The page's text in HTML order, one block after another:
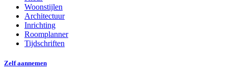
Woonstijlen
Architectuur
Inrichting
Roomplanner
Tijdschriften
Zelf aannemen